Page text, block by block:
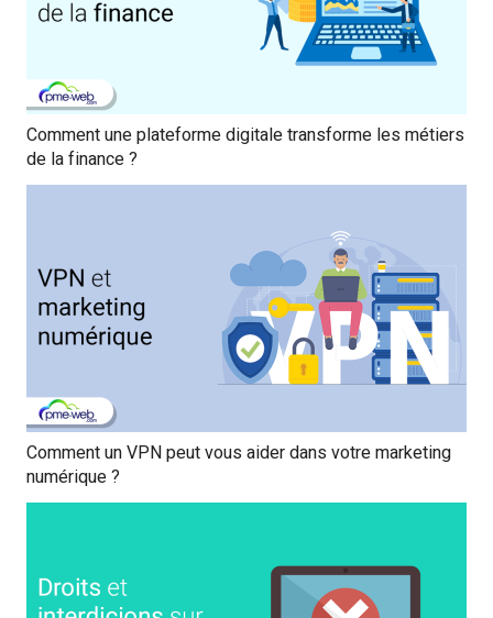
Comment une plateforme digitale transforme les métiers
de la finance ?
Comment un VPN peut vous aider dans votre marketing
numérique ?